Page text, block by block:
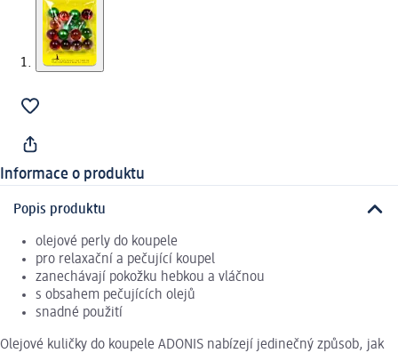
Informace o produktu
Popis produktu
olejové perly do koupele
pro relaxační a pečující koupel
zanechávají pokožku hebkou a vláčnou
s obsahem pečujících olejů
snadné použití
Olejové kuličky do koupele ADONIS nabízejí jedinečný způsob, jak